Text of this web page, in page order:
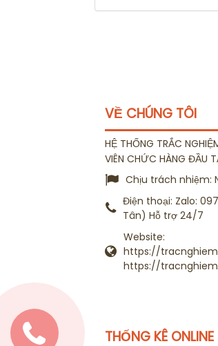
VỀ CHÚNG TÔI
HỆ THỐNG TRẮC
VIÊN CHỨC HÀNG ĐẦU
Chịu trách nhiệm:
Điện thoại: Zalo:
Tân) Hỗ trợ 24/7
Website:
https://
https://
THỐNG KÊ ONLINE